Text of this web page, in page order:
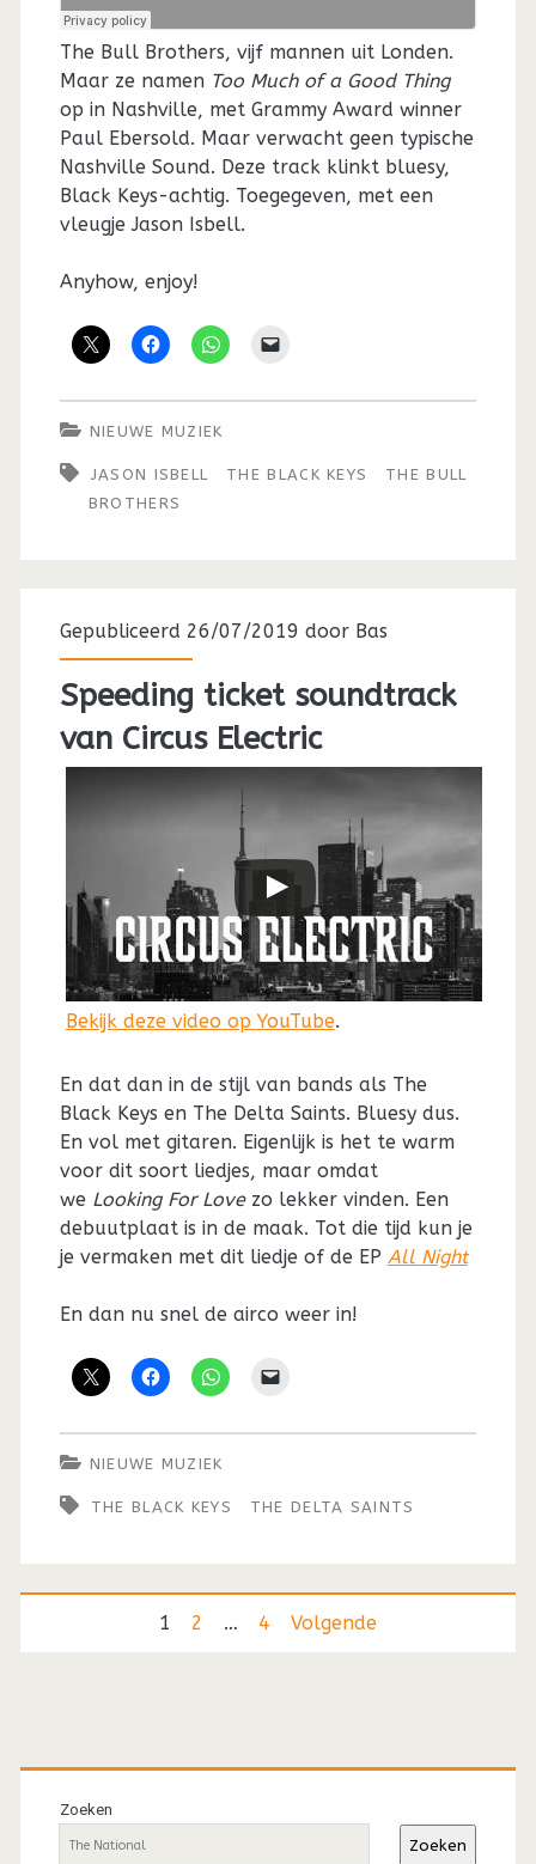
The Bull Brothers, vijf mannen uit Londen.
Maar ze namen Too Much of a Good Thing
op in Nashville, met Grammy Award winner
Paul Ebersold. Maar verwacht geen typische
Nashville Sound. Deze track klinkt bluesy,
Black Keys-achtig. Toegegeven, met een
vleugje Jason Isbell.
Anyhow, enjoy!
NIEUWE MUZIEK
JASON ISBELL THE BLACK KEYS
THE BULL
BROTHERS
Gepubliceerd 26/07/2019 door Bas
Speeding ticket soundtrack
van Circus Electric
Bekijk deze video op YouTube.
En dat dan in de stijl van bands als The
Black Keys en The Delta Saints. Bluesy dus.
En vol met gitaren. Eigenlijk is het te warm
voor dit soort liedjes, maar omdat
we Looking For Lovezo lekker vinden. Een
debuutplaat is in de maak. Tot die tijd kun je
je vermaken met dit liedje of de EP All Night
En dan nu snel de airco weer in!
NIEUWE MUZIEK
THE BLACK KEYS THE DELTA SAINTS
Berichten
1 2 … 4 Volgende
Primaire
sidebar
Zoeken
Zoeken